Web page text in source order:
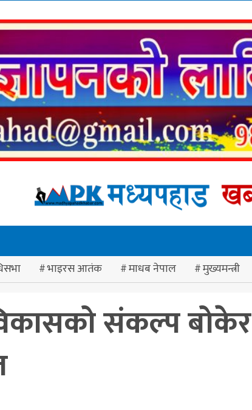
भाइरस आतंक माधब नेपाल मुख्यमन्त्री
संकल्प बोकेर